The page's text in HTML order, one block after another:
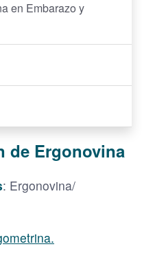
en Embarazo y
de Ergonovina
: Ergonovina/